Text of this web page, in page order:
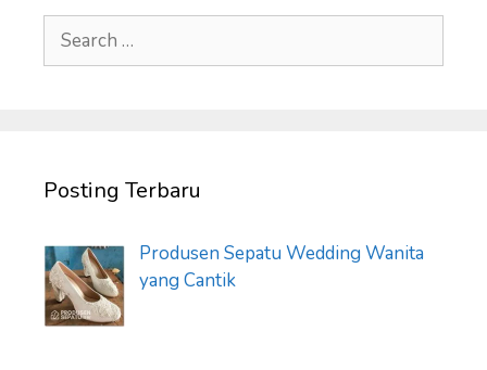
Search
for:
Posting Terbaru
Produsen Sepatu Wedding Wanita
yang Cantik